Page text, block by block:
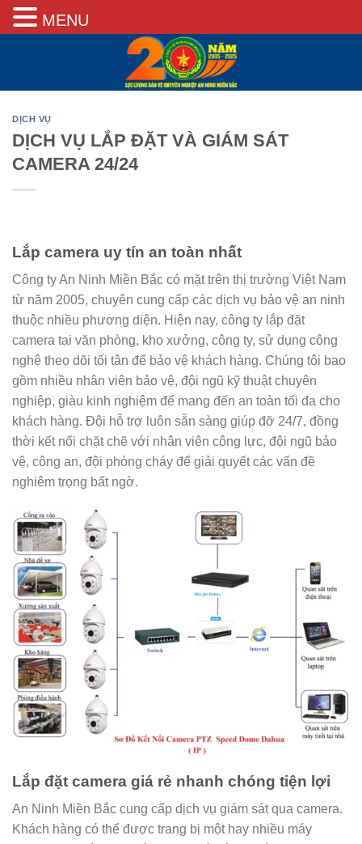
DỊCH VỤ
DỊCH VỤ LẮP ĐẶT VÀ GIÁM SÁT
CAMERA 24/24
Lắp camera uy tín an toàn nhất
Công ty An Ninh Miền Bắc có mặt trên thị trường Việt Nam
từ năm 2005, chuyên cung cấp các dịch vụ bảo vệ an ninh
thuộc nhiều phương diện. Hiện nay, công ty lắp đặt
camera tại văn phòng, kho xưởng, công ty, sử dụng công
nghệ theo dõi tối tân để bảo vệ khách hàng. Chúng tôi bao
gồm nhiều nhân viên bảo vệ, đội ngũ kỹ thuật chuyên
nghiệp, giàu kinh nghiệm để mang đến an toàn tối đa cho
khách hàng. Đội hỗ trợ luôn sẵn sàng giúp đỡ 24/7, đồng
thời kết nối chặt chẽ với nhân viên công lực, đội ngũ bảo
vệ, công an, đội phòng cháy để giải quyết các vấn đề
nghiêm trọng bất ngờ.
Lắp đặt camera giá rẻ nhanh chóng tiện lợi
An Ninh Miền Bắc cung cấp dịch vụ giám sát qua camera.
Khách hàng có thể được trang bị một hay nhiều máy
MENU